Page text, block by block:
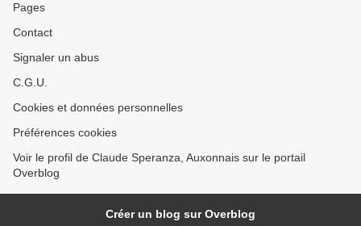
Pages
Contact
Signaler un abus
C.G.U.
Cookies et données personnelles
Préférences cookies
Voir le profil de Claude Speranza, Auxonnais sur le portail
Overblog
Créer un blog sur Overblog